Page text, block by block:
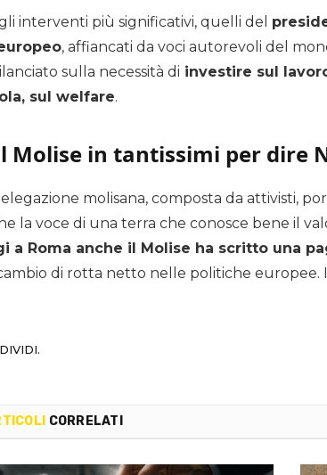
interventi più significativi, quelli del
, affiancati da voci autorevoli del
sulla necessità di investire sul
sul welfare.
Molise in tantissimi per dire
molisana, composta da attivisti,
la voce di una terra che conosce bene il
a Roma anche il Molise ha scritto una
di rotta netto nelle politiche europee.
CORRELATI